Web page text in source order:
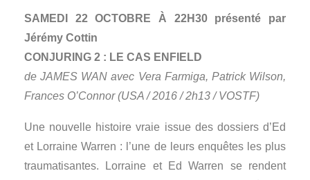
SAMEDI 22 OCTOBRE À 22H30 présenté par
Jérémy Cottin
CONJURING 2 : LE CAS ENFIELD
de JAMES WAN avec Vera Farmiga, Patrick Wilson,
Frances O’Connor (USA / 2016 / 2h13 / VOSTF)
Une nouvelle histoire vraie issue des dossiers d’Ed
et Lorraine Warren : l’une de leurs enquêtes les plus
traumatisantes. Lorraine et Ed Warren se rendent